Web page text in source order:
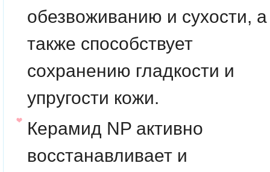
обезвоживанию и сухости, а
также способствует
сохранению гладкости и
упругости кожи.
Керамид NP активно
восстанавливает и